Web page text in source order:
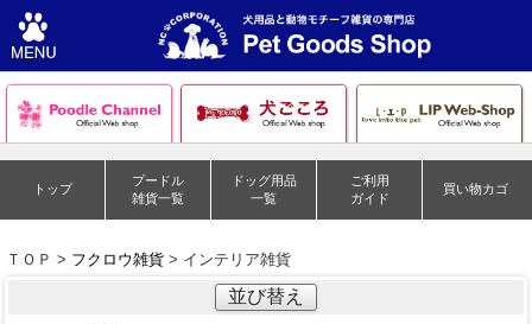
トップ
プードル
雑貨一覧
ドッグ用品
一覧
ご利用
ガイド
買い物カゴ
ＴＯＰ > フクロウ雑貨 > インテリア雑貨
並び替え